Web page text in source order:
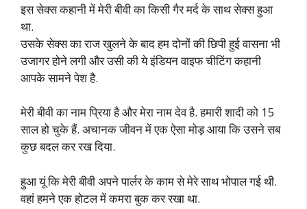
इस सेक्स कहानी में मेरी बीवी का किसी गैर मर्द के साथ सेक्स हुआ
था.
उसके सेक्स का राज खुलने के बाद हम दोनों की छिपी हुई वासना भी
उजागर होने लगी और उसी की ये इंडियन वाइफ चीटिंग कहानी
आपके सामने पेश है.
मेरी बीवी का नाम प्रिया है और मेरा नाम देव है. हमारी शादी को 15
साल हो चुके हैं. अचानक जीवन में एक ऐसा मोड़ आया कि उसने सब
कुछ बदल कर रख दिया.
हुआ यूं कि मेरी बीवी अपने पार्लर के काम से मेरे साथ भोपाल गई थी.
वहां हमने एक होटल में कमरा बुक कर रखा था.